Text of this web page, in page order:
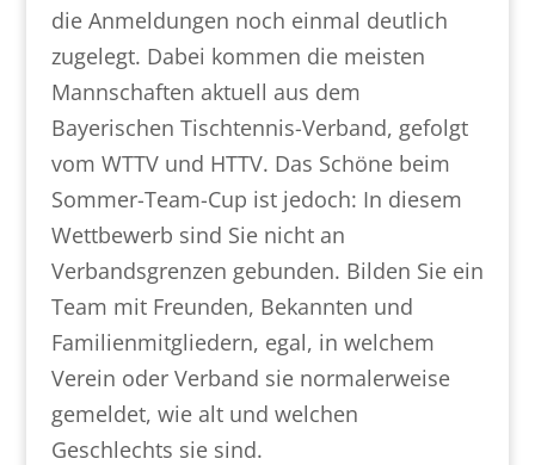
die Anmeldungen noch einmal deutlich
zugelegt. Dabei kommen die meisten
Mannschaften aktuell aus dem
Bayerischen Tischtennis-Verband, gefolgt
vom WTTV und HTTV. Das Schöne beim
Sommer-Team-Cup ist jedoch: In diesem
Wettbewerb sind Sie nicht an
Verbandsgrenzen gebunden. Bilden Sie ein
Team mit Freunden, Bekannten und
Familienmitgliedern, egal, in welchem
Verein oder Verband sie normalerweise
gemeldet, wie alt und welchen
Geschlechts sie sind.